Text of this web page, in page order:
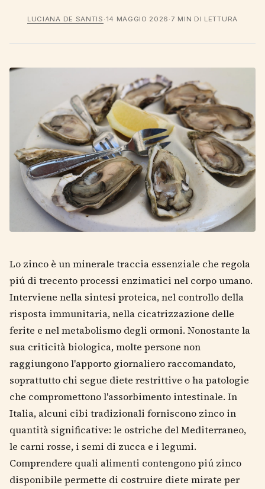
LUCIANA DE SANTIS · 14 MAGGIO 2026 ·7 MIN DI LETTURA
Lo zinco è un minerale traccia essenziale che regola
piú di trecento processi enzimatici nel corpo umano.
Interviene nella sintesi proteica, nel controllo della
risposta immunitaria, nella cicatrizzazione delle
ferite e nel metabolismo degli ormoni. Nonostante la
sua criticità biologica, molte persone non
raggiungono l'apporto giornaliero raccomandato,
soprattutto chi segue diete restrittive o ha patologie
che compromettono l'assorbimento intestinale. In
Italia, alcuni cibi tradizionali forniscono zinco in
quantità significative: le ostriche del Mediterraneo,
le carni rosse, i semi di zucca e i legumi.
Comprendere quali alimenti contengono piú zinco
disponibile permette di costruire diete mirate per